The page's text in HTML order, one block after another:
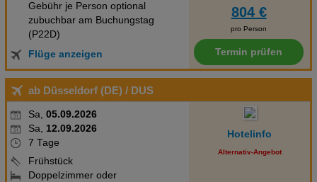
Gebühr je Person optional
zubuchbar am Buchungstag
(P22D)
Flüge anzeigen
804 €
pro Person
Termin prüfen
ab Düsseldorf (DE) / DUS
Sa, 05.09.2026
Sa, 12.09.2026
7 Tage
Frühstück
Doppelzimmer oder
Hotelinfo
Alternativ-Angebot